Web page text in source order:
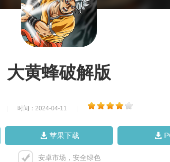
大黄蜂破解版
时间：2024-04-11
苹果下载
安卓市场，安全绿色